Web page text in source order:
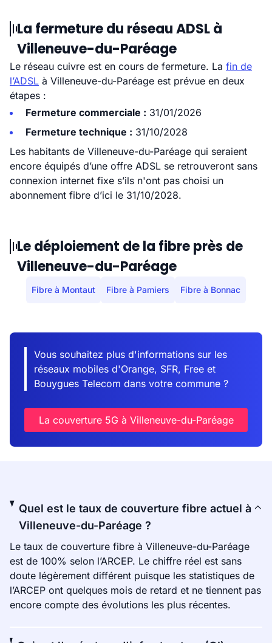
La fermeture du réseau ADSL à
Villeneuve-du-Paréage
Le réseau cuivre est en cours de fermeture. La fin de
l’ADSL à Villeneuve-du-Paréage est prévue en deux
étapes :
Fermeture commerciale : 31/01/2026
Fermeture technique : 31/10/2028
Les habitants de Villeneuve-du-Paréage qui seraient
encore équipés d’une offre ADSL se retrouveront sans
connexion internet fixe s’ils n'ont pas choisi un
abonnement fibre d’ici le 31/10/2028.
Le déploiement de la fibre près de
Villeneuve-du-Paréage
Fibre à Montaut Fibre à Pamiers Fibre à Bonnac
Vous souhaitez plus d'informations sur les
réseaux mobiles d'Orange, SFR, Free et
Bouygues Telecom dans votre commune ?
La couverture 5G à Villeneuve-du-Paréage
Quel est le taux de couverture fibre actuel à
Villeneuve-du-Paréage ?
Le taux de couverture fibre à Villeneuve-du-Paréage
est de 100% selon l’ARCEP. Le chiffre réel est sans
doute légèrement différent puisque les statistiques de
l’ARCEP ont quelques mois de retard et ne tiennent pas
encore compte des évolutions les plus récentes.